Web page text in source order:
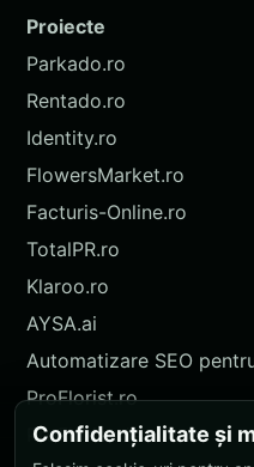
Proiecte
Parkado.ro
Rentado.ro
Identity.ro
FlowersMarket.ro
Facturis-Online.ro
TotalPR.ro
Klaroo.ro
AYSA.ai
Automatizare SEO
ProFlorist.ro
ProFlorist.de
Confidențialitate și